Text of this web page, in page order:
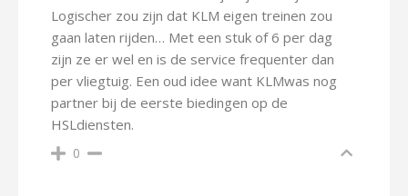
Logischer zou zijn dat KLM eigen treinen zou
gaan laten rijden… Met een stuk of 6 per dag
zijn ze er wel en is de service frequenter dan
per vliegtuig. Een oud idee want KLMwas nog
partner bij de eerste biedingen op de
HSLdiensten.
0